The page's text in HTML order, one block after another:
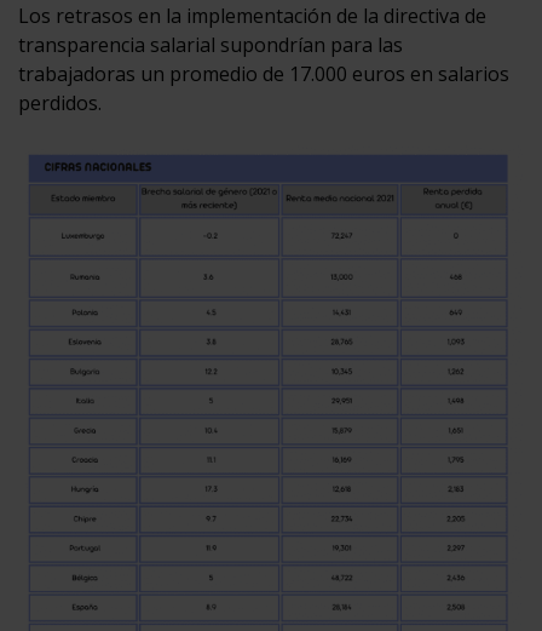
Los retrasos en la implementación de la directiva de
transparencia salarial supondrían para las
trabajadoras un promedio de 17.000 euros en salarios
perdidos.